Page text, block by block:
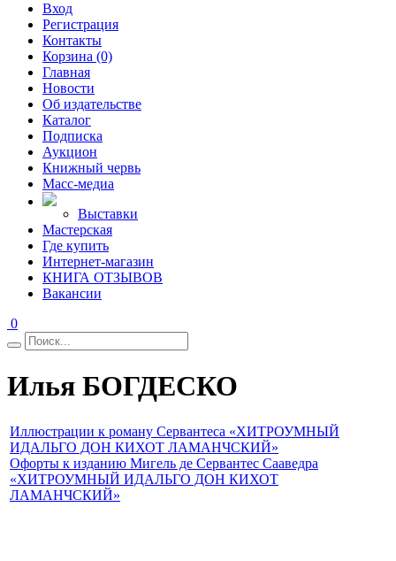
Вход
Регистрация
Контакты
Корзина (0)
Главная
Новости
Об издательстве
Каталог
Подписка
Аукцион
Книжный червь
Масс-медиа
Выставки
Мастерская
Где купить
Интернет-магазин
КНИГА ОТЗЫВОВ
Вакансии
0
Илья БОГДЕСКО
Иллюстрации к роману Сервантеса «ХИТРОУМНЫЙ
ИДАЛЬГО ДОН КИХОТ ЛАМАНЧСКИЙ»
Офорты к изданию Мигель де Сервантес Сааведра
«ХИТРОУМНЫЙ ИДАЛЬГО ДОН КИХОТ
ЛАМАНЧСКИЙ»